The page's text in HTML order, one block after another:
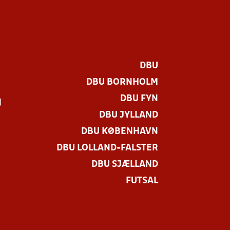
DBU
DBU BORNHOLM
DBU FYN
DBU JYLLAND
DBU KØBENHAVN
DBU LOLLAND-FALSTER
DBU SJÆLLAND
FUTSAL